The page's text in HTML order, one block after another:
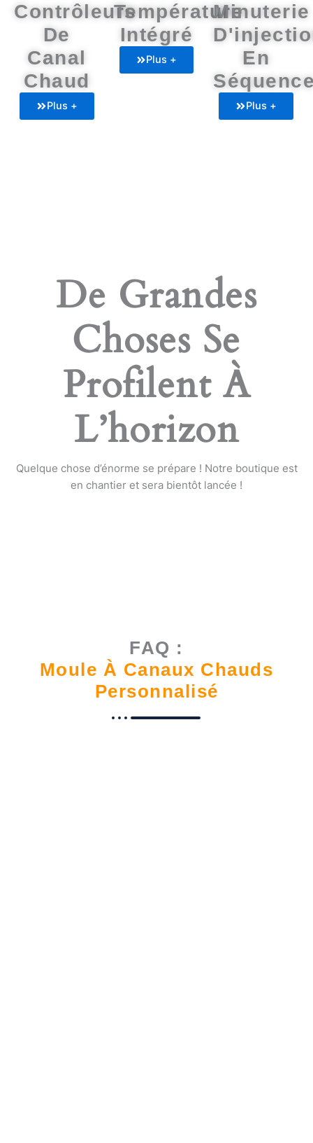
Contrôleurs
De
Canal
Chaud
Plus +
Température
Intégré
Plus +
Minuterie
En
Plus +
De Grandes
Choses Se
Profilent À
L’horizon
Quelque chose d’énorme se prépare ! Notre boutique est
en chantier et sera bientôt lancée !
FAQ :
Moule À Canaux Chauds
Personnalisé